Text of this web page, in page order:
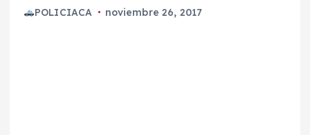
POLICIACA noviembre 26, 2017